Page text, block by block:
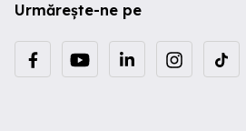
Urmărește-ne pe